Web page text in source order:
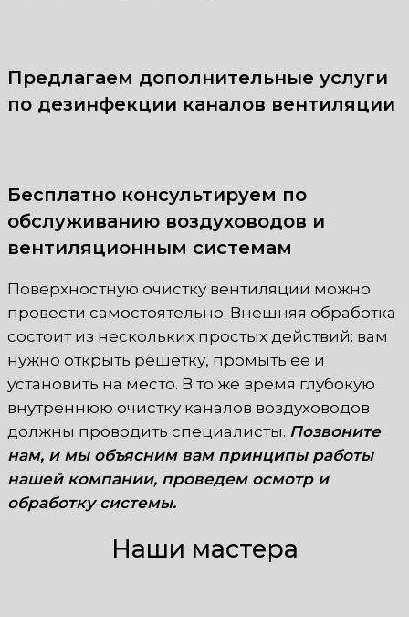
Предлагаем дополнительные услуги
по дезинфекции каналов вентиляции
Бесплатно консультируем по
обслуживанию воздуховодов и
вентиляционным системам
Поверхностную очистку вентиляции можно
провести самостоятельно. Внешняя обработка
состоит из нескольких простых действий: вам
нужно открыть решетку, промыть ее и
установить на место. В то же время глубокую
внутреннюю очистку каналов воздуховодов
должны проводить специалисты. Позвоните
нам, и мы объясним вам принципы работы
нашей компании, проведем осмотр и
обработку системы.
Наши мастера